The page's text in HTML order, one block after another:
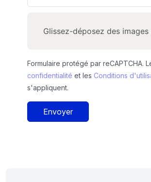
Glissez-déposez des images
Formulaire protégé par reCAPTCHA.
confidentialité et les Conditions
s'appliquent.
Envoyer